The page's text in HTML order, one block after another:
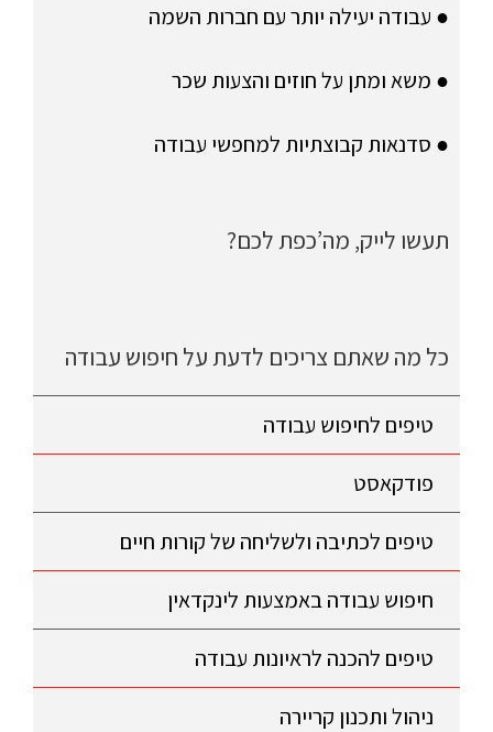
● עבודה יעילה יותר עם חברות השמה
● משא ומתן על חוזים והצעות שכר
● סדנאות קבוצתיות למחפשי עבודה
תעשו לייק, מה’כפת לכם?
כל מה שאתם צריכים לדעת על חיפוש עבודה
טיפים לחיפוש עבודה
פודקאסט
טיפים לכתיבה ולשליחה של קורות חיים
חיפוש עבודה באמצעות לינקדאין
טיפים להכנה לראיונות עבודה
ניהול ותכנון קריירה